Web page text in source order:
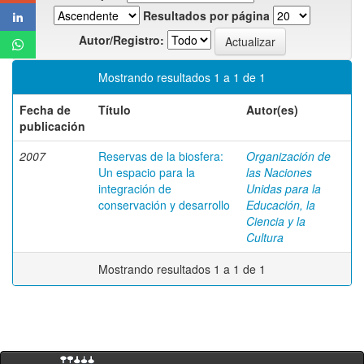
Resultados por página
Autor/Registro:
Mostrando resultados 1 a 1 de 1
Fecha de
publicación
Título Autor(es)
2007
Reservas de la biosfera:
Un espacio para la
integración de
conservación y desarrollo
Organización de
las Naciones
Unidas para la
Educación, la
Ciencia y la
Cultura
Mostrando resultados 1 a 1 de 1